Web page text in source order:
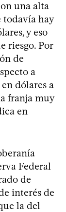
una alta
todavía hay
y eso
riesgo. Por
de
a
dólares a
franja muy
en
Federal
de
interés de
la del